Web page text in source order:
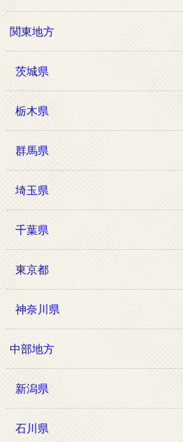
関東地方
茨城県
栃木県
群馬県
埼玉県
千葉県
東京都
神奈川県
中部地方
新潟県
石川県